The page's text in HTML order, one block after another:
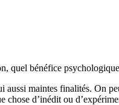
quel bénéfice
maintes finalités. On
d’inédit ou